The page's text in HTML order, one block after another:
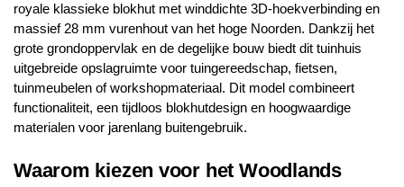
royale klassieke blokhut met winddichte 3D-hoekverbinding en
massief 28 mm vurenhout van het hoge Noorden. Dankzij het
grote grondoppervlak en de degelijke bouw biedt dit tuinhuis
uitgebreide opslagruimte voor tuingereedschap, fietsen,
tuinmeubelen of workshopmateriaal. Dit model combineert
functionaliteit, een tijdloos blokhutdesign en hoogwaardige
materialen voor jarenlang buitengebruik.
Waarom kiezen voor het Woodlands